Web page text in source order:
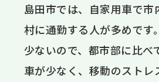
島田市では、自家用車で市
村に通勤する人が多めです
少ないので、都市部に比べ
車が少なく、移動のストレ